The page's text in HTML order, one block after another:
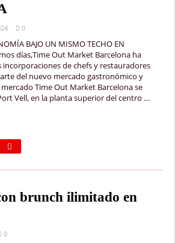
0
BAJO UN MISMO TECHO EN
días,Time Out Market Barcelona ha
incorporaciones de chefs y restauradores
del nuevo mercado gastronómico y
Time Out Market Barcelona se
Vell, en la planta superior del centro …
brunch ilimitado en
0